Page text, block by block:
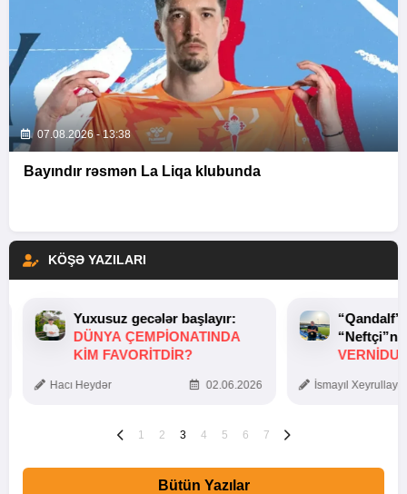
07.08.2026 - 13:38
Bayındır rəsmən La Liqa klubunda
KÖŞƏ YAZILARI
Yuxusuz gecələr başlayır:
DÜNYA ÇEMPIONATINDA
KIM FAVORITDIR?
Hacı Heydər 02.06.2026 İsmayıl
1 2 3 4 5 6 7
Bütün Yazılar